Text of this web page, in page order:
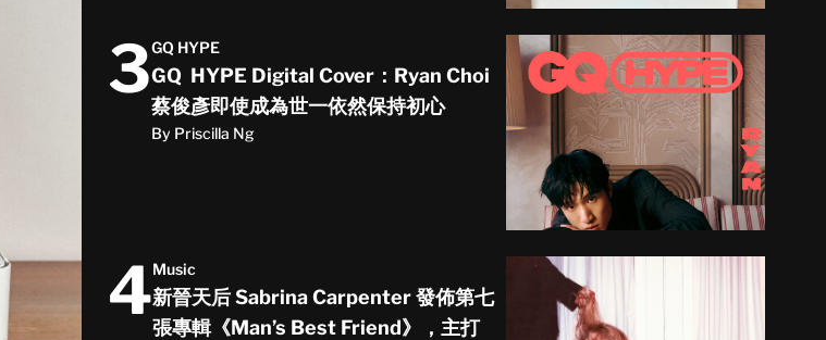
3GQ HYPE
GQ HYPE Digital Cover：Ryan Choi
蔡俊彥即使成為世一依然保持初心
By Priscilla Ng
4Music
新晉天后 Sabrina Carpenter 發佈第七
張專輯《Man’s Best Friend》，主打